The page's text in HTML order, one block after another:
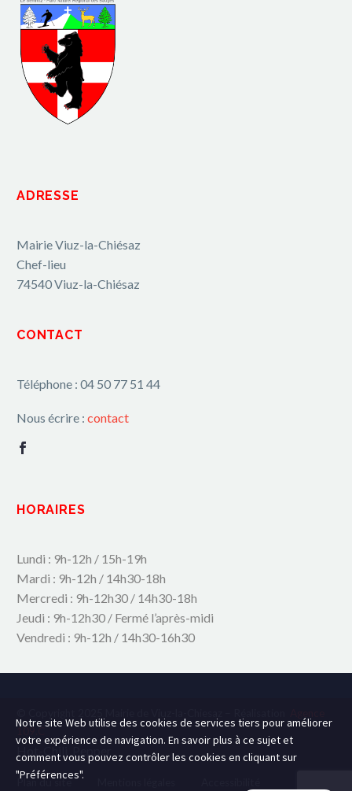
ADRESSE
Mairie Viuz-la-Chiésaz
Chef-lieu
74540 Viuz-la-Chiésaz
CONTACT
Téléphone : 04 50 77 51 44
Nous écrire : contact
HORAIRES
Lundi : 9h-12h / 15h-19h
Mardi : 9h-12h / 14h30-18h
Mercredi : 9h-12h30 / 14h30-18h
Jeudi : 9h-12h30 / Fermé l’après-midi
Vendredi : 9h-12h / 14h30-16h30
109.C
Hot-Chili_Pepper
Plan du site
Notre site Web utilise des cookies de services tiers pour améliorer
votre expérience de navigation. En savoir plus à ce sujet et
comment vous pouvez contrôler les cookies en cliquant sur
"Préférences".